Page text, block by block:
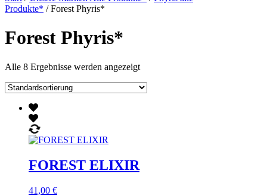
Produkte* / Forest Phyris*
Forest Phyris*
Alle 8 Ergebnisse werden angezeigt
FOREST ELIXIR
41,00 €